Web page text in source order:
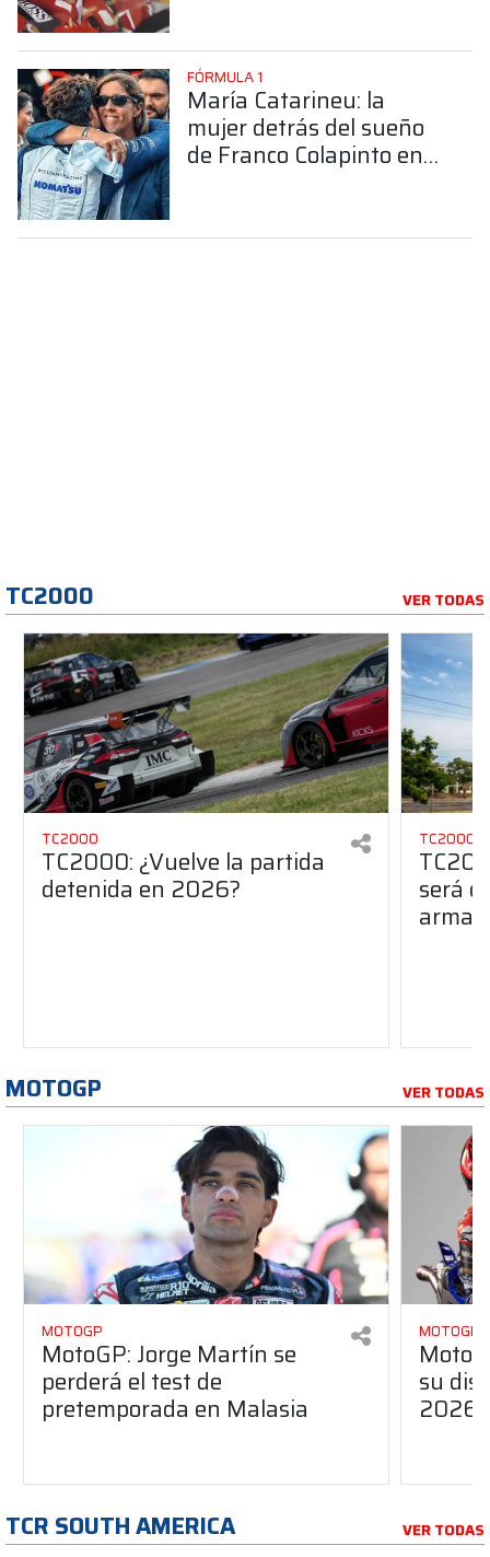
FÓRMULA 1
María Catarineu: la
mujer detrás del sueño
de Franco Colapinto en
TC2000 VER TODAS
TC2000
TC2000: ¿Vuelve la partida
detenida en 2026?
TC2000
será
MOTOGP VER TODAS
MOTOGP
MotoGP: Jorge Martín se
perderá el test de
pretemporada en Malasia
MOTOGP
su
2026
TCR SOUTH AMERICA VER TODAS